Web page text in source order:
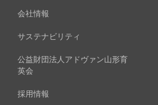
会社情報
サステナビリティ
公益財団法人アドヴァン山形育
英会
採用情報